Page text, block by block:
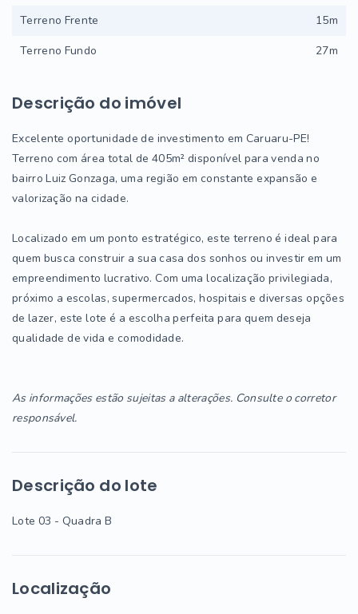
Descrição do imóvel
Excelente oportunidade de investimento em Caruaru-PE!
Terreno com área total de 405m² disponível para venda no
bairro Luiz Gonzaga, uma região em constante expansão e
valorização na cidade.
Localizado em um ponto estratégico, este terreno é ideal para
quem busca construir a sua casa dos sonhos ou investir em um
empreendimento lucrativo. Com uma localização privilegiada,
próximo a escolas, supermercados, hospitais e diversas opções
de lazer, este lote é a escolha perfeita para quem deseja
qualidade de vida e comodidade.
As informações estão sujeitas a alterações. Consulte o corretor
responsável.
Descrição do lote
Lote 03 - Quadra B
Localização
Terreno Frente
15m
Terreno Fundo
27m